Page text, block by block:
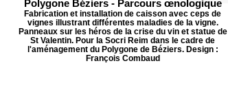
Polygone Béziers - Parcours œnologique
Fabrication et installation de caisson avec ceps de
vignes illustrant différentes maladies de la vigne.
Panneaux sur les héros de la crise du vin et statue de
St Valentin. Pour la Socri Reim dans le cadre de
l'aménagement du Polygone de Béziers. Design :
François Combaud